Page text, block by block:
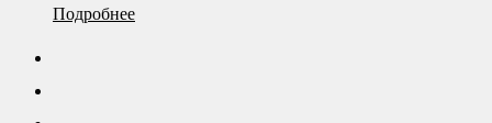
Подробнее